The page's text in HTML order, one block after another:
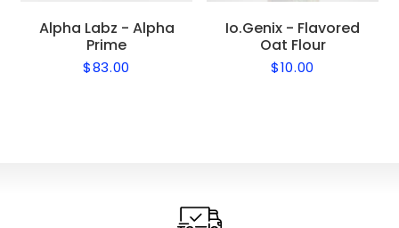
Alpha Labz - Alpha
Prime
Regular
$83.00
Io.Genix - Flavored
Oat Flour
Regular
$10.00